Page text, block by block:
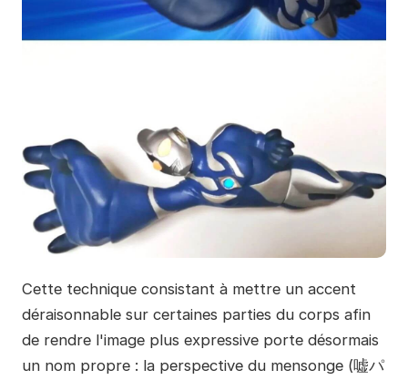
Cette technique consistant à mettre un accent
déraisonnable sur certaines parties du corps afin
de rendre l'image plus expressive porte désormais
un nom propre : la perspective du mensonge (嘘パ